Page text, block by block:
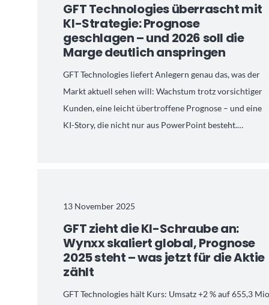
GFT Technologies überrascht mit
KI-Strategie: Prognose
geschlagen – und 2026 soll die
Marge deutlich anspringen
GFT Technologies liefert Anlegern genau das, was der
Markt aktuell sehen will: Wachstum trotz vorsichtiger
Kunden, eine leicht übertroffene Prognose – und eine
KI-Story, die nicht nur aus PowerPoint besteht.…
13 November 2025
GFT zieht die KI-Schraube an:
Wynxx skaliert global, Prognose
2025 steht – was jetzt für die Aktie
zählt
GFT Technologies hält Kurs: Umsatz +2 % auf 655,3